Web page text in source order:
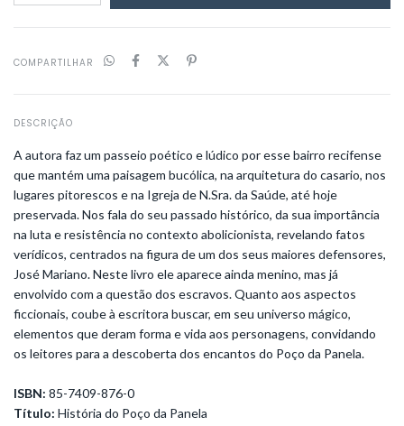
COMPARTILHAR
DESCRIÇÃO
A autora faz um passeio poético e lúdico por esse bairro recifense
que mantém uma paisagem bucólica, na arquitetura do casario, nos
lugares pitorescos e na Igreja de N.Sra. da Saúde, até hoje
preservada. Nos fala do seu passado histórico, da sua importância
na luta e resistência no contexto abolicionista, revelando fatos
verídicos, centrados na figura de um dos seus maiores defensores,
José Mariano. Neste livro ele aparece ainda menino, mas já
envolvido com a questão dos escravos. Quanto aos aspectos
ficcionais, coube à escritora buscar, em seu universo mágico,
elementos que deram forma e vida aos personagens, convidando
os leitores para a descoberta dos encantos do Poço da Panela.
ISBN: 85-7409-876-0
Título: História do Poço da Panela